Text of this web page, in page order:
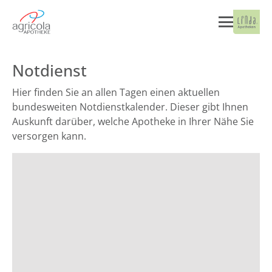
Notdienst
Hier finden Sie an allen Tagen einen aktuellen
bundesweiten Notdienstkalender. Dieser gibt Ihnen
Auskunft darüber, welche Apotheke in Ihrer Nähe Sie
versorgen kann.